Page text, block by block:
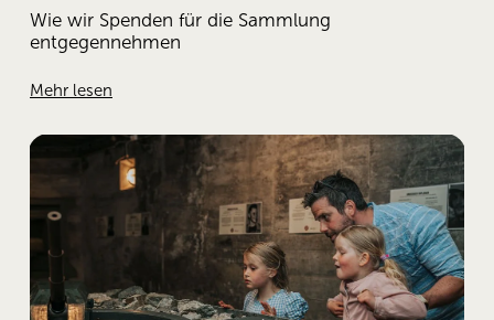
Wie wir Spenden für die Sammlung
entgegennehmen
Mehr lesen